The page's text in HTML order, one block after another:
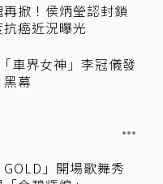
掀！侯炳瑩認封鎖
癌近況曝光
車界女神」李冠儀發
幕
GOLD」開場歌舞秀